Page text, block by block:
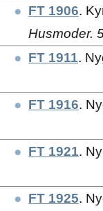
● FT 1906.
Husmoder.
● FT 1911.
● FT 1916.
● FT 1921.
● FT 1925.